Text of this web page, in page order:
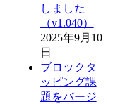
しました
（v1.040）
2025年9月10
日
ブロックタ
ッピング課
題をバージ